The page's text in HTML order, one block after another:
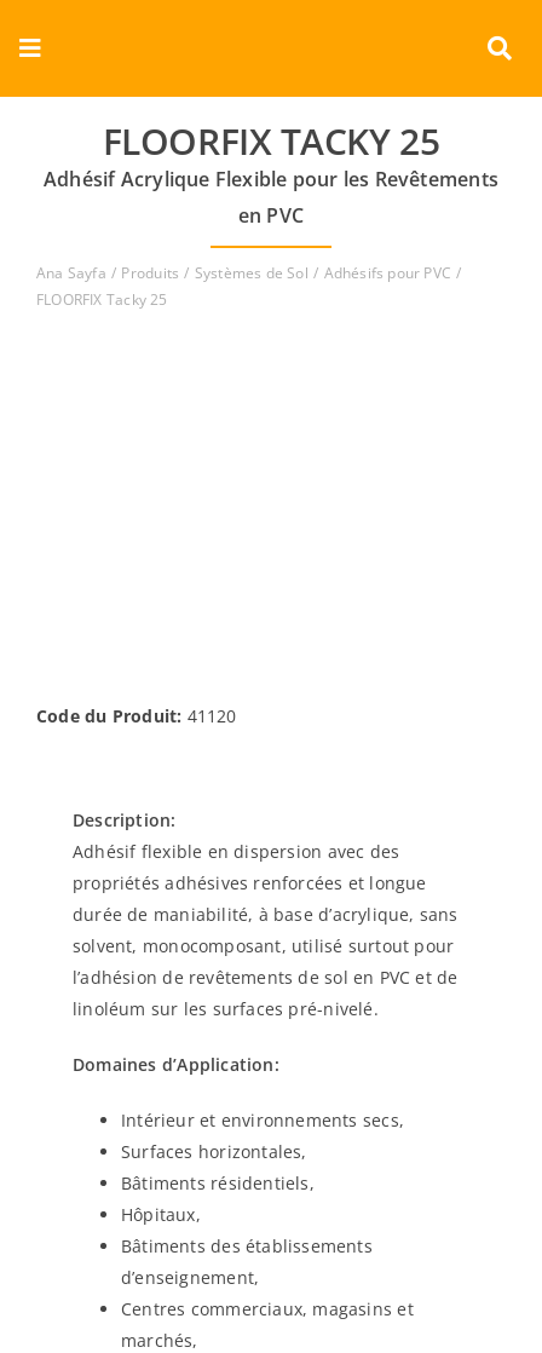
Toggle
Navigation
Entreprise
Produits
Documents
FLOORFIX TACKY 25
Adhésif Acrylique Flexible pour les Revêtements
en PVC
Ana Sayfa Produits Systèmes de Sol
Adhésifs pour PVC
FLOORFIX Tacky 25
Code du Produit: 41120
Description:
Adhésif flexible en dispersion avec des
propriétés adhésives renforcées et longue
durée de maniabilité, à base d’acrylique, sans
solvent, monocomposant, utilisé surtout pour
l’adhésion de revêtements de sol en PVC et de
linoléum sur les surfaces pré-nivelé.
Domaines d’Application:
Intérieur et environnements secs,
Surfaces horizontales,
Bâtiments résidentiels,
Hôpitaux,
Bâtiments des établissements
d’enseignement,
Centres commerciaux, magasins et
marchés,